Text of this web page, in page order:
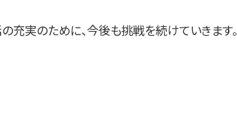
充実のために、今後も挑戦を続けていきます。